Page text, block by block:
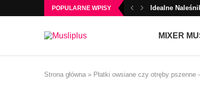
POPULARNE WPISY Najlepsze
MIXER
Strona główna » Płatki owsiane czy otręby